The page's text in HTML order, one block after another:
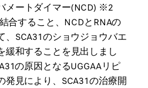
メートダイマー(NCD) ※2
合すること、NCDとRNAの
SCA31のショウジョウバエ
緩和することを見出しまし
の原因となるUGGAAリピ
発見により、SCA31の治療開